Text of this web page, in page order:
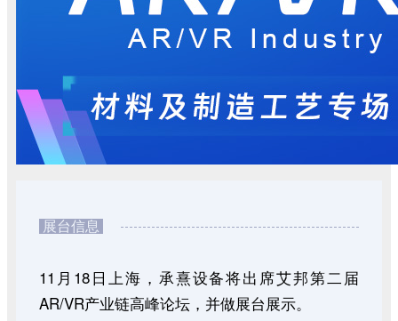
展台信息
11月18日上海，承熹设备将出席艾邦第二届
AR/VR产业链高峰论坛，并做展台展示。